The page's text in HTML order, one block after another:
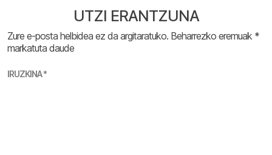
UTZI ERANTZUNA
Zure e-posta helbidea ez da argitaratuko. Beharrezko eremuak *
markatuta daude
IRUZKINA*